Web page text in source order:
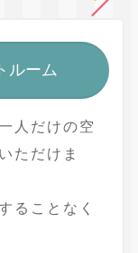
ルーム
人だけの空
ただけま
ることなく